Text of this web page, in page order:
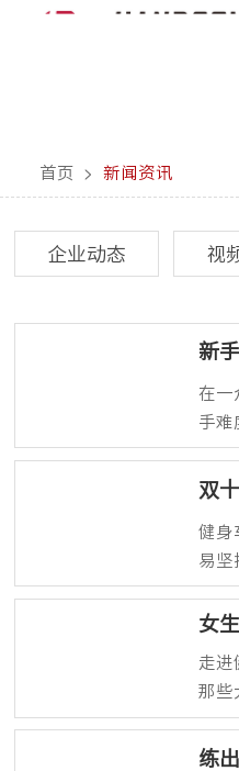
首页 > 新闻资讯
企业动态 视
新
能
在一
手难
适，
就不
正确
掌握
运动
记住
双
车
健身
易坚
基础
心肺
是对
体，
老，
临，
女
练
走进
那些
担心
健身
练